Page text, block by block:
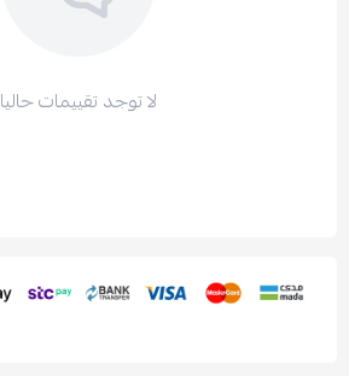
لا توجد تقييمات حاليا